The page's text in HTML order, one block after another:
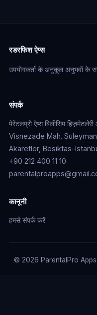
रडरफिश ऐप्स
उपयोगकर्ता के अनुकूल अनुभवों के
संपर्क
पेरेंटलप्रो ऐप्स बिलीसिम
Visnezade Mah.
Akaretler, Besiktas-
+90 212 400 11 10
कानूनी
हमसे संपर्क करें
© 2026 ParentalPro